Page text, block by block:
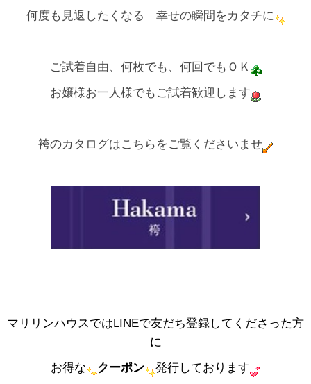
何度も見返したくなる 幸せの瞬間をカタチに
ご試着自由、何枚でも、何回でもＯＫ
お嬢様お一人様でもご試着歓迎します
袴のカタログはこちらをご覧くださいませ
マリリンハウスではLINEで友だち登録してくださった方
に
お得な
クーポン
発行しております